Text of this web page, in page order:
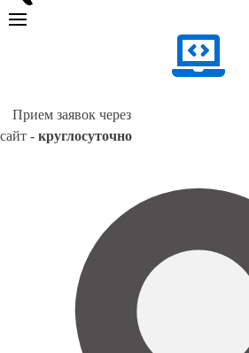
Прием заявок через
сайт - круглосуточно